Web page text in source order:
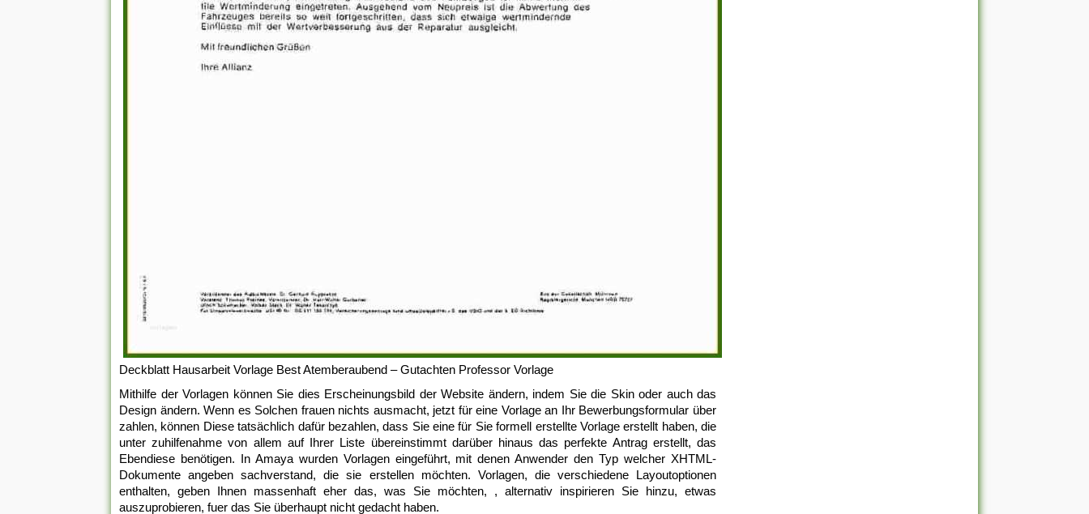
Deckblatt Hausarbeit Vorlage Best Atemberaubend – Gutachten Professor Vorlage
Mithilfe der Vorlagen können Sie dies Erscheinungsbild der Website ändern, indem Sie die Skin oder auch das
Design ändern. Wenn es Solchen frauen nichts ausmacht, jetzt für eine Vorlage an Ihr Bewerbungsformular über
zahlen, können Diese tatsächlich dafür bezahlen, dass Sie eine für Sie formell erstellte Vorlage erstellt haben, die
unter zuhilfenahme von allem auf Ihrer Liste übereinstimmt darüber hinaus das perfekte Antrag erstellt, das
Ebendiese benötigen. In Amaya wurden Vorlagen eingeführt, mit denen Anwender den Typ welcher XHTML-
Dokumente angeben sachverstand, die sie erstellen möchten. Vorlagen, die verschiedene Layoutoptionen
enthalten, geben Ihnen massenhaft eher das, was Sie möchten, , alternativ inspirieren Sie hinzu, etwas
auszuprobieren, fuer das Sie überhaupt nicht gedacht haben.